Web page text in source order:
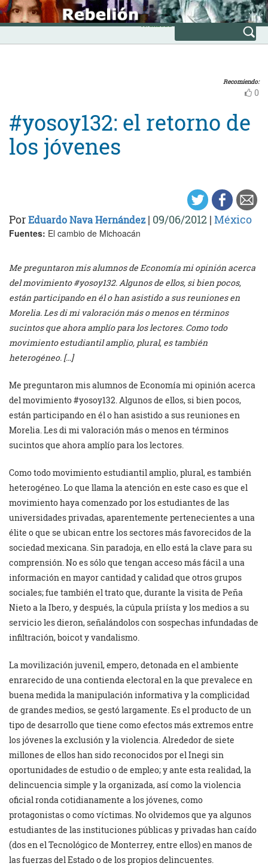
Skip
to
content
INICIO
Avanzada
Recomiendo:
0
#yosoy132: el retorno de
los jóvenes
PorEduardo Nava Hernández| 09/06/2012 | México
Fuentes: El cambio de Michoacán
Me preguntaron mis alumnos de Economía mi opinión acerca
del movimiento #yosoy132. Algunos de ellos, si bien pocos,
están participando en él o han asistido a sus reuniones en
Morelia. Les di mi valoración más o menos en términos
sucintos que ahora amplío para los lectores. Como todo
movimiento estudiantil amplio, plural, es también
heterogéneo. […]
Me preguntaron mis alumnos de Economía mi opinión acerca
del movimiento #yosoy132. Algunos de ellos, si bien pocos,
están participando en él o han asistido a sus reuniones en
Morelia. Les di mi valoración más o menos en términos
sucintos que ahora amplío para los lectores.
Como todo movimiento estudiantil amplio, plural, es también
heterogéneo. Lo que llama la atención en este caso es que el
movimiento haya comenzado por los estudiantes de las
universidades privadas, aparentemente pertenecientes a una
élite o que se ubican entre los sectores más favorecidos de la
sociedad mexicana. Sin paradoja, en ello está la clave para su
comprensión. No es sólo que tengan acceso más fácil a una
información en mayor cantidad y calidad que otros grupos
sociales; fue también el trato que, durante la visita de Peña
Nieto a la Ibero, y después, la cúpula priísta y los medios a su
servicio les dieron, señalándolos con sospechas infundadas de
infiltración, boicot y vandalismo.
La movilización juvenil, empero, detonada en el ambiente
enrarecido de una contienda electoral en la que prevalece en
buena medida la manipulación informativa y la complicidad
de grandes medios, se gestó largamente. Es el producto de un
tipo de desarrollo que tiene como efectos más extremos entre
los jóvenes la exclusión y la violencia. Alrededor de siete
millones de ellos han sido reconocidos por el Inegi sin
oportunidades de estudio o de empleo; y ante esta realidad, la
delincuencia simple y la organizada, así como la violencia
oficial ronda cotidianamente a los jóvenes, como
protagonistas o como víctimas. No olvidemos que ya algunos
estudiantes de las instituciones públicas y privadas han caído
(dos en el Tecnológico de Monterrey, entre ellos) en manos de
las fuerzas del Estado o de los propios delincuentes.